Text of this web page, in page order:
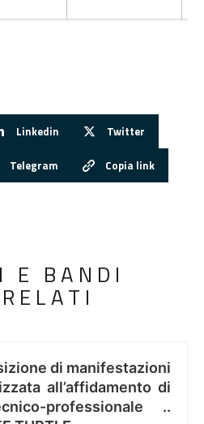
Linkedin Twitter
Telegram Copia link
E BANDI
di manifestazioni
all’affidamento di
professionale ..